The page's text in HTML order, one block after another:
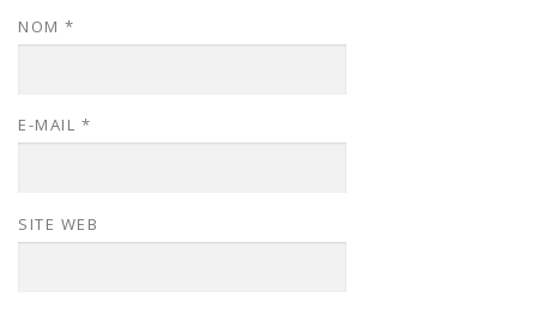
NOM *
E-MAIL *
SITE WEB